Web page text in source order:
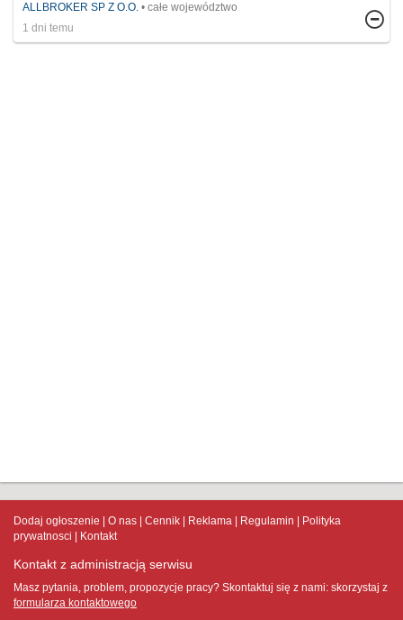
ALLBROKER SP Z O.O.
całe województwo
1 dni temu
Dodaj ogłoszenie O nas Cennik Reklama Regulamin
Polityka
prywatnosci
Kontakt
Kontakt z administracją serwisu
Masz pytania, problem, propozycje pracy? Skontaktuj się z nami: skorzystaj z
formularza kontaktowego